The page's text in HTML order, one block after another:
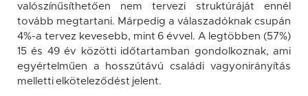
valószínűsíthetően nem tervezi struktúráját ennél
tovább megtartani. Márpedig a válaszadóknak csupán
4%-a tervez kevesebb, mint 6 évvel. A legtöbben (57%)
15 és 49 év közötti időtartamban gondolkoznak, ami
egyértelműen a hosszútávú családi vagyonirányítás
melletti elköteleződést jelent.